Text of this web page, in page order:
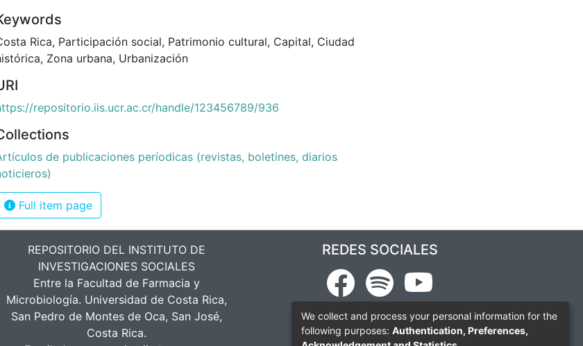
Rica, Participación social, Patrimonio cultural, Capital, Ciudad
, Zona urbana, Urbanización
repositorio.iis.ucr.ac.cr/handle/123456789/936
de publicaciones períodicas (revistas, boletines, diarios
Full item page
REPOSITORIO DEL INSTITUTO DE
INVESTIGACIONES SOCIALES
Entre la Facultad de Farmacia y
Microbiología. Universidad de Costa Rica,
San Pedro de Montes de Oca, San José,
Costa Rica.
REDES SOCIALES
We collect and process your personal information for the
following purposes: Authentication, Preferences,